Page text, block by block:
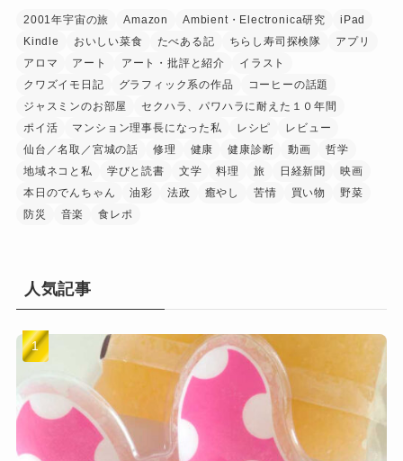
2001年宇宙の旅 Amazon Ambient・Electronica研究
iPad
Kindle
おいしい菜食 たべある記 ちらし寿司探検隊
アプリ
アロマ
アート アート・批評と紹介
イラスト
クワズイモ日記
グラフィック系の作品
コーヒーの話題
ジャスミンのお部屋
セクハラ、パワハラに耐えた１０年間
ポイ活
マンション理事長になった私 レシピ
レビュー
仙台／名取／宮城の話
修理 健康 健康診断 動画
哲学
地域ネコと私
学びと読書 文学 料理 旅 日経新聞
映画
本日のでんちゃん
油彩 法政 癒やし 苦情 買い物
野菜
防災
音楽 食レポ
人気記事